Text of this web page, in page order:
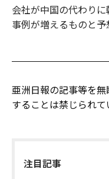
会社が中国の代わり
事例が増えるものと予
亜洲日報の記事等を
することは禁じられて
注目記事